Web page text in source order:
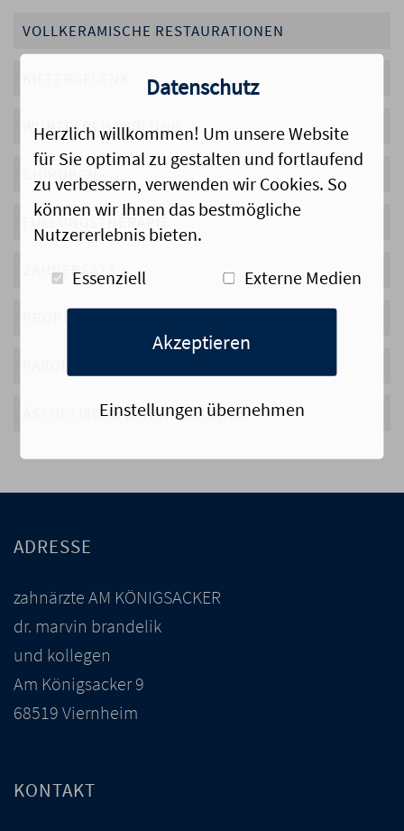
VOLLKERAMISCHE RESTAURATIONEN
WURZELBEHANDLUNG
CHIRURGIE
FÜLLUNGSTHERAPIE
ZAHNERSATZ
ÄSTHETISCHE ZAHNHEILKUNDE
ADRESSE
zahnärzte AM KÖNIGSACKER
dr. marvin brandelik
und kollegen
Am Königsacker 9
68519 Viernheim
KONTAKT
Datenschutz
Herzlich willkommen! Um unsere Website
für Sie optimal zu gestalten und fortlaufend
zu verbessern, verwenden wir Cookies. So
können wir Ihnen das bestmögliche
Nutzererlebnis bieten.
Essenziell
Externe Medien
Akzeptieren
Einstellungen übernehmen